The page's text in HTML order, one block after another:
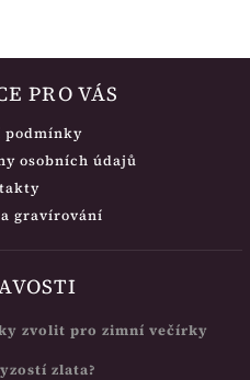
PRO VÁS
podmínky
osobních údajů
gravírování
zvolit pro zimní večírky
zlata?